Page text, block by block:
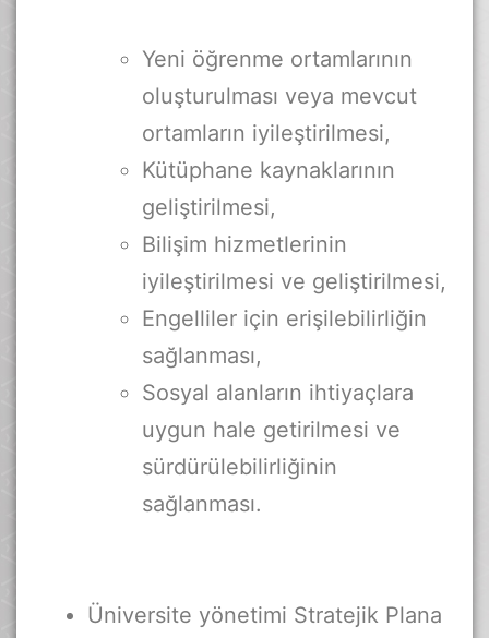
Yeni öğrenme ortamlarının
oluşturulması veya mevcut
ortamların iyileştirilmesi,
Kütüphane kaynaklarının
geliştirilmesi,
Bilişim hizmetlerinin
iyileştirilmesi ve geliştirilmesi,
Engelliler için erişilebilirliğin
sağlanması,
Sosyal alanların ihtiyaçlara
uygun hale getirilmesi ve
sürdürülebilirliğinin
sağlanması.
Üniversite yönetimi Stratejik Plana